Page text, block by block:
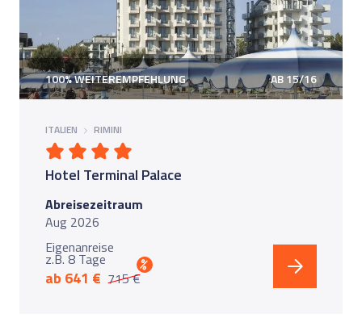
100% WEITEREMPFEHLUNG AB 15/16
ITALIEN RIMINI
Hotel Terminal Palace
Abreisezeitraum
Aug 2026
Eigenanreise
z.B. 8 Tage
ab 641 € 715 €
%